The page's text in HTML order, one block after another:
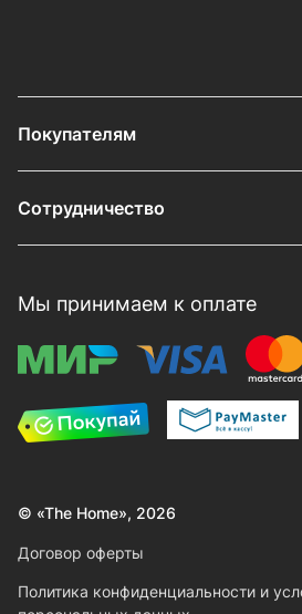
Покупателям
Сотрудничество
Мы принимаем к оплате
© «The Home», 2026
Договор оферты
Политика конфиденциальности и